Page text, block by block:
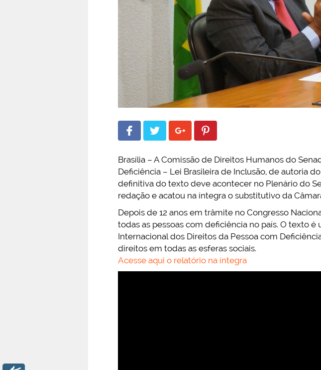
Brasília – A Comissão de Direitos Humanos do
Deficiência – Lei Brasileira de Inclusão, de autoria
definitiva do texto deve acontecer no Plenário do
redação e acatou na íntegra o substitutivo da
Depois de 12 anos em trâmite no Congresso
todas as pessoas com deficiência no país. O texto
Internacional dos Direitos da Pessoa com
direitos em todas as esferas sociais.
Acesse aqui o relatório na íntegra